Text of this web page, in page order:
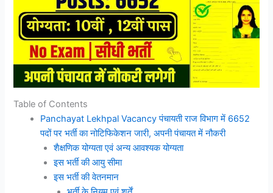
Table of Contents
Panchayat Lekhpal Vacancy पंचायती राज विभाग में 6652
पदों पर भर्ती का नोटिफिकेशन जारी, अपनी पंचायत में नौकरी
शैक्षणिक योग्यता एवं अन्य आवश्यक योग्यता
इस भर्ती की आयु सीमा
इस भर्ती की वेतनमान